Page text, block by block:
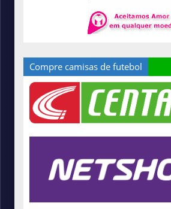
Compre camisas de futebol